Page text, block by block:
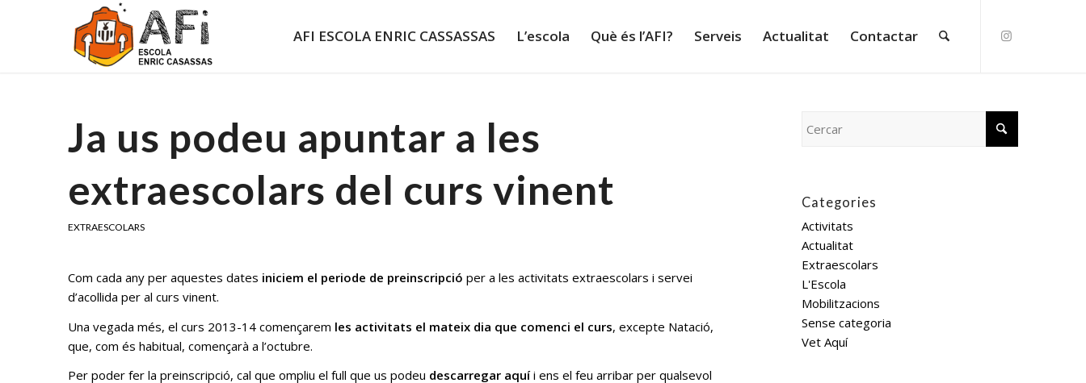
AFI ESCOLA ENRIC CASSASSAS L’escola Què és l’AFI? Serveis Actualitat Contactar
Ja us podeu apuntar a les
extraescolars del curs vinent
EXTRAESCOLARS
Com cada any per aquestes dates iniciem el periode de preinscripció per a les activitats extraescolars i servei
d’acollida per al curs vinent.
Una vegada més, el curs 2013-14 començarem les activitats el mateix dia que comenci el curs, excepte Natació,
que, com és habitual, començarà a l’octubre.
Per poder fer la preinscripció, cal que ompliu el full que us podeu descarregar aquíi ens el feu arribar per qualsevol
Categories
Activitats
Actualitat
Extraescolars
L'Escola
Mobilitzacions
Sense categoria
Vet Aquí